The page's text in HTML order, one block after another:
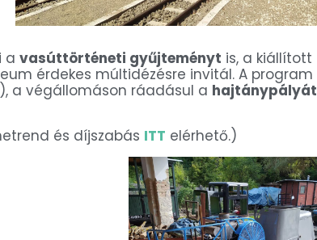
a vasúttörténeti gyűjteményt is, a kiállított
érdekes múltidézésre invitál. A program
a végállomáson ráadásul a hajtánypályát
és díjszabás ITT elérhető.)